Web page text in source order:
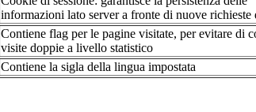
informazioni lato server a fronte di nuove richieste
Contiene flag per le pagine visitate, per evitare di
visite doppie a livello statistico
Contiene la sigla della lingua impostata